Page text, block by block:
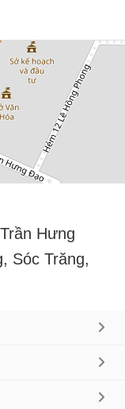
Hưng
Sóc Trăng,